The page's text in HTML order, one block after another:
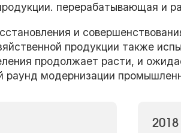
перерабатывающая и
и
продукции также
продолжает расти, и
раунд модернизации
2018